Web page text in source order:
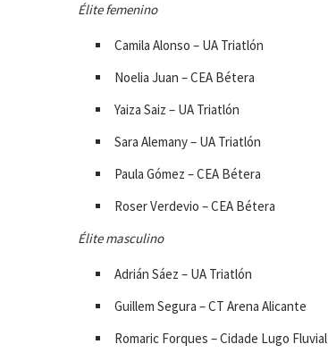
Élite femenino
Camila Alonso – UA Triatlón
Noelia Juan – CEA Bétera
Yaiza Saiz – UA Triatlón
Sara Alemany – UA Triatlón
Paula Gómez – CEA Bétera
Roser Verdevio – CEA Bétera
Élite masculino
Adrián Sáez – UA Triatlón
Guillem Segura – CT Arena Alicante
Romaric Forques – Cidade Lugo Fluvial